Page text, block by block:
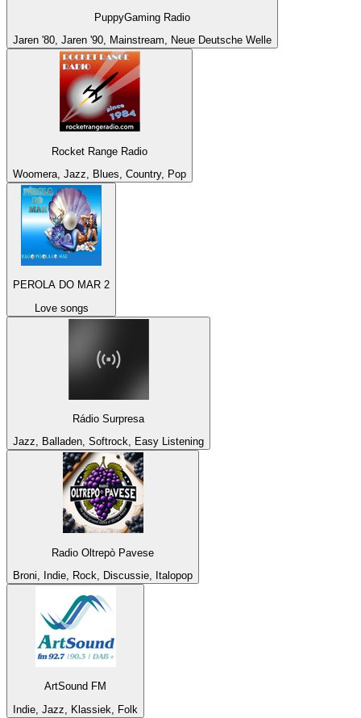
PuppyGaming Radio
Jaren '80, Jaren '90, Mainstream, Neue Deutsche Welle
Rocket Range Radio
Woomera, Jazz, Blues, Country, Pop
PEROLA DO MAR 2
Love songs
Rádio Surpresa
Jazz, Balladen, Softrock, Easy Listening
Radio Oltrepò Pavese
Broni, Indie, Rock, Discussie, Italopop
ArtSound FM
Indie, Jazz, Klassiek, Folk